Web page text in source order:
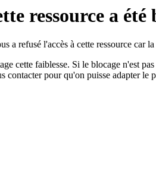
ressource a été
a refusé l'accès à cette ressource car
cette faiblesse. Si le blocage n'est
contacter pour qu'on puisse adapter le